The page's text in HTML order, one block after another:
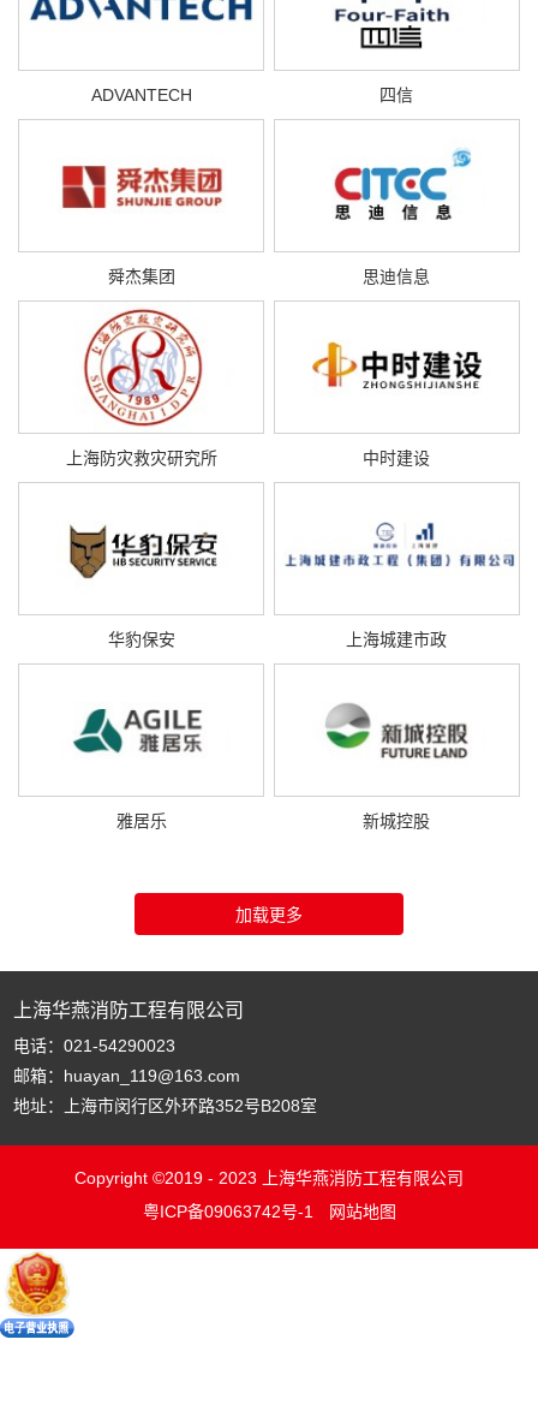
ADVANTECH 四信
舜杰集团 思迪信息
上海防灾救灾研究所 中时建设
华豹保安 上海城建市政
雅居乐 新城控股
上海华燕消防工程有限公司
电话：021-54290023
邮箱：huayan_119@163.com
地址：上海市闵行区外环路352号B208室
Copyright ©2019 - 2023 上海华燕消防工程有限公司
粤ICP备09063742号-1
网站地图